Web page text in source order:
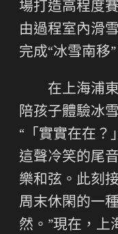
場打造高程度
由過程室內滑
完成“冰雪南移”
在上海浦
陪孩子體驗冰
“「實實在在？
這聲冷笑的尾
樂和弦。此刻
周末休閑的一
然。”現在，上